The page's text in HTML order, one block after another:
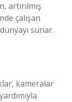
artırılmış
çalışan
sunar.
kameralar